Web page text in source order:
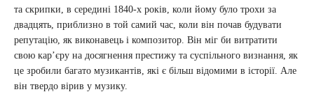
та скрипки, в середині 1840-х років, коли йому було трохи за
двадцять, приблизно в той самий час, коли він почав будувати
репутацію, як виконавець і композитор. Він міг би витратити
свою кар’єру на досягнення престижу та суспільного визнання, як
це зробили багато музикантів, які є більш відомими в історії. Але
він твердо вірив у музику.